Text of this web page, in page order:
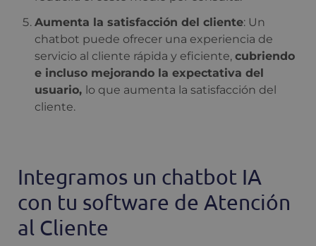
Aumenta la satisfacción del cliente: Un
chatbot puede ofrecer una experiencia de
servicio al cliente rápida y eficiente, cubriendo
e incluso mejorando la expectativa del
usuario, lo que aumenta la satisfacción del
cliente.
Integramos un chatbot IA
con tu software de Atención
al Cliente